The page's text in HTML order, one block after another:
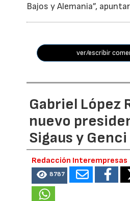
Bajos y Alemania”,
ver/escribir
Gabriel López
nuevo
Sigaus y Genci
Redacción Interempresas
8787